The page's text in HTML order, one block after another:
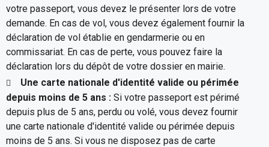
votre passeport, vous devez le présenter lors de votre
demande. En cas de vol, vous devez également fournir la
déclaration de vol établie en gendarmerie ou en
commissariat. En cas de perte, vous pouvez faire la
déclaration lors du dépôt de votre dossier en mairie.
Une carte nationale d'identité valide ou périmée
depuis moins de 5 ans : Si votre passeport est périmé
depuis plus de 5 ans, perdu ou volé, vous devez fournir
une carte nationale d'identité valide ou périmée depuis
moins de 5 ans. Si vous ne disposez pas de carte